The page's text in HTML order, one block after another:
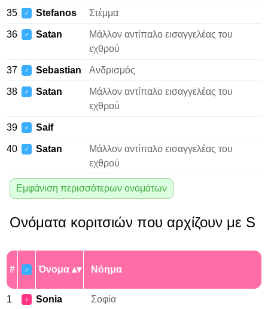
35 ♂ Stefanos Στέμμα
36 ♂ Satan
Μάλλον αντίπαλο εισαγγελέας του
εχθρού
37 ♂ Sebastian Ανδρισμός
38 ♂ Satan
Μάλλον αντίπαλο εισαγγελέας του
εχθρού
39 ♂ Saif
40 ♂ Satan
Μάλλον αντίπαλο εισαγγελέας του
εχθρού
Εμφάνιση περισσότερων ονομάτων
Ονόματα κοριτσιών που αρχίζουν με S
# ♂ Όνομα Νόημα
1 ♀ Sonia Σοφία